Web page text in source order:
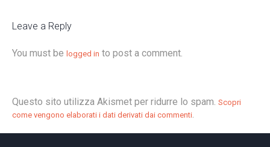
Leave a Reply
You must be logged in to post a comment.
Questo sito utilizza Akismet per ridurre lo spam. Scopri
come vengono elaborati i dati derivati dai commenti.